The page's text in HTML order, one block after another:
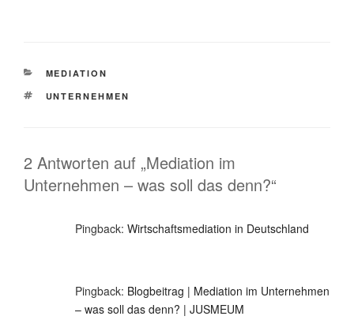
KATEGORIEN
MEDIATION
SCHLAGWÖRTER
UNTERNEHMEN
2 Antworten auf „Mediation im
Unternehmen – was soll das denn?“
Pingback: Wirtschaftsmediation in Deutschland
Pingback: Blogbeitrag | Mediation im Unternehmen
– was soll das denn? | JUSMEUM